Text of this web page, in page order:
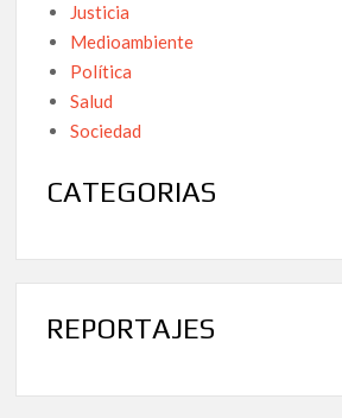
Justicia
Medioambiente
Política
Salud
Sociedad
CATEGORIAS
REPORTAJES